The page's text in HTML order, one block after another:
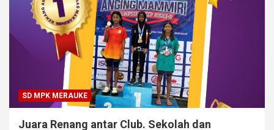
SD MPK MERAUKE
Juara Renang antar Club. Sekolah dan